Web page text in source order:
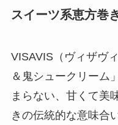
スイーツ系恵方巻
VISAVIS（ヴィザヴ
＆鬼シュークリーム
まらない、甘くて美
きの伝統的な意味合